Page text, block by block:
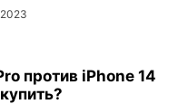
против iPhone 14